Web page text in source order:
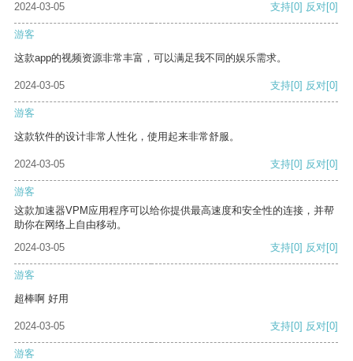
2024-03-05 支持[0] 反对[0]
游客
这款app的视频资源非常丰富，可以满足我不同的娱乐需求。
2024-03-05 支持[0] 反对[0]
游客
这款软件的设计非常人性化，使用起来非常舒服。
2024-03-05 支持[0] 反对[0]
游客
这款加速器VPM应用程序可以给你提供最高速度和安全性的连接，并帮
助你在网络上自由移动。
2024-03-05
支持[0] 反对[0]
游客
超棒啊 好用
2024-03-05 支持[0] 反对[0]
游客